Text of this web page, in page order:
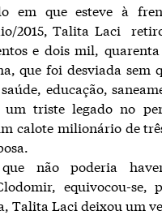
em que esteve à
2015, Talita Laci
e dois mil,
que foi desviada sem
educação,
triste legado no
calote milionário de
não poderia
equivocou-se,
Talita Laci deixou um